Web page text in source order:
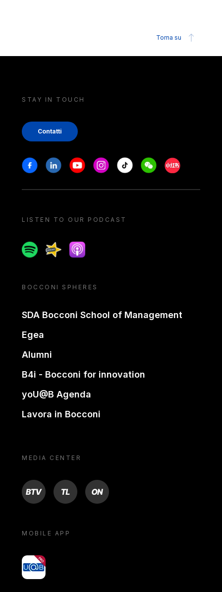
Torna su
STAY IN TOUCH
Contatti
Stay in touch
FacebookLinkedinYoutubeInstagram
Tiktok WeechatXiaohongshu/
LISTEN TO OUR PODCAST
SpotifySpreakerApple podcast
BOCCONI SPHERES
SDA Bocconi School of Management
Egea
Alumni
B4i - Bocconi for innovation
yoU@B Agenda
Lavora in Bocconi
MEDIA CENTER
BTV TL ON
MOBILE APP
yoU@B